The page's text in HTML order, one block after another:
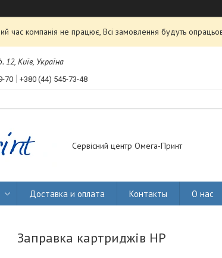
час компанія не працює, Всі замовлення будуть
12, Київ, Україна
70 +380 (44) 545-73-48
Сервісний центр Омега-Принт
Доставка и оплата Контакты О нас
Заправка картриджів НР